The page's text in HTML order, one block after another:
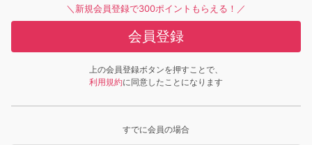
＼新規会員登録で300ポイントもらえる！／
会員登録
上の会員登録ボタンを押すことで、
利用規約に同意したことになります
すでに会員の場合